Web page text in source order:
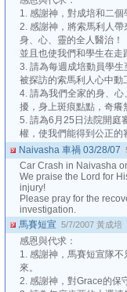
1. 感謝神，對成培和二
2. 感謝神，將索馬利人
身、心、靈的全人醫治！
並且也使我們和學生在
3. 請為每週成培動員學
被探訪的索馬利人心中動
4. 請為我們全家的身、
擾，身上斑痕點點，奇癢
5. 請為6月25日法院開庭
權，使我們能得到公正的
Naivasha 車禍 03/28/07
Car Crash in Naivasha
We praise the Lord for
injury!
Please pray for the
investigation.
馬賽短宣 5/7/2007 黃成培
感恩與代求：
1. 感謝神，馬賽短宣隊
來。
2. 感謝神，對Grace的保